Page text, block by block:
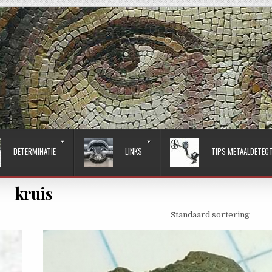
DETERMINATIE LINKS TIPS
kruis